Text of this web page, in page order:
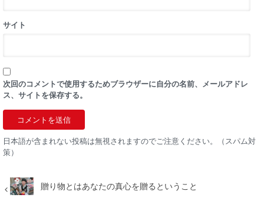
サイト
次回のコメントで使用するためブラウザーに自分の名前、メールアドレ
ス、サイトを保存する。
日本語が含まれない投稿は無視されますのでご注意ください。（スパム対
策）
贈り物とはあなたの真心を贈るということ